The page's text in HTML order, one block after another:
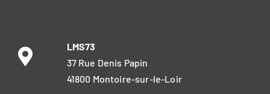
LMS73
37 Rue Denis Papin
41800 Montoire-sur-le-Loir